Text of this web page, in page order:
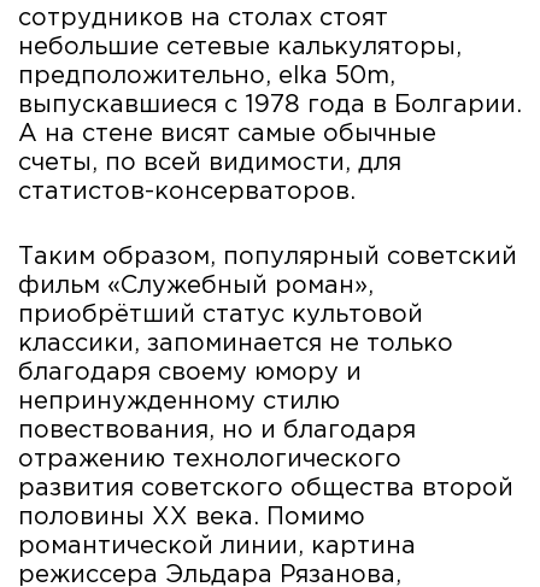
сотрудников на столах стоят
небольшие сетевые калькуляторы,
предположительно, elka 50m,
выпускавшиеся с 1978 года в Болгарии.
А на стене висят самые обычные
счеты, по всей видимости, для
статистов-консерваторов.
Таким образом, популярный советский
фильм «Служебный роман»,
приобрётший статус культовой
классики, запоминается не только
благодаря своему юмору и
непринужденному стилю
повествования, но и благодаря
отражению технологического
развития советского общества второй
половины XX века. Помимо
романтической линии, картина
режиссера Эльдара Рязанова,